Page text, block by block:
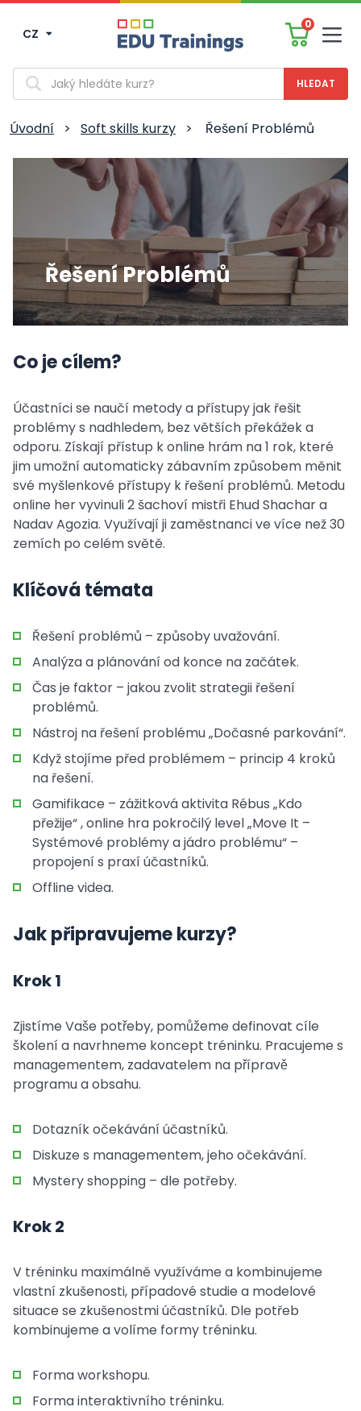
CZ
0
Vyhledávání
Úvodní > Soft skills kurzy > Řešení Problémů
Řešení Problémů
Co je cílem?
Účastníci se naučí metody a přístupy jak řešit
problémy s nadhledem, bez větších překážek a
odporu. Získají přístup k online hrám na 1 rok, které
jim umožní automaticky zábavním způsobem měnit
své myšlenkové přístupy k řešení problémů. Metodu
online her vyvinuli 2 šachoví mistři Ehud Shachar a
Nadav Agozia. Využívají ji zaměstnanci ve více než 30
zemích po celém světě.
Klíčová témata
Řešení problémů – způsoby uvažování.
Analýza a plánování od konce na začátek.
Čas je faktor – jakou zvolit strategii řešení
problémů.
Nástroj na řešení problému „Dočasné parkování“.
Když stojíme před problémem – princip 4 kroků
na řešení.
Gamifikace – zážitková aktivita Rébus „Kdo
přežije“ , online hra pokročilý level „Move It –
Systémové problémy a jádro problému“ –
propojení s praxí účastníků.
Offline videa.
Jak připravujeme kurzy?
Krok 1
Zjistíme Vaše potřeby, pomůžeme definovat cíle
školení a navrhneme koncept tréninku. Pracujeme s
managementem, zadavatelem na přípravě
programu a obsahu.
Dotazník očekávání účastníků.
Diskuze s managementem, jeho očekávání.
Mystery shopping – dle potřeby.
Krok 2
V tréninku maximálně využíváme a kombinujeme
vlastní zkušenosti, případové studie a modelové
situace se zkušenostmi účastníků. Dle potřeb
kombinujeme a volíme formy tréninku.
Forma workshopu.
Forma interaktivního tréninku.